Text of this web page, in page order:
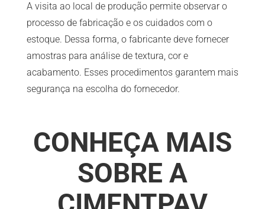
A visita ao local de produção permite observar o
processo de fabricação e os cuidados com o
estoque. Dessa forma, o fabricante deve fornecer
amostras para análise de textura, cor e
acabamento. Esses procedimentos garantem mais
segurança na escolha do fornecedor.
CONHEÇA MAIS
SOBRE A